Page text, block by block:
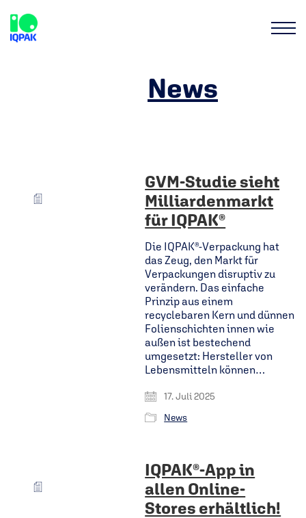
News
GVM-Studie sieht
Milliardenmarkt
für IQPAK®
Die IQPAK®-Verpackung hat
das Zeug, den Markt für
Verpackungen disruptiv zu
verändern. Das einfache
Prinzip aus einem
recyclebaren Kern und dünnen
Folienschichten innen wie
außen ist bestechend
umgesetzt: Hersteller von
Lebensmitteln können…
17. Juli 2025
News
IQPAK®-App in
allen Online-
Stores erhältlich!